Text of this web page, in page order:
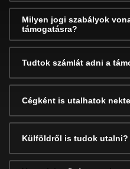
Milyen jogi szabályok
támogatásra?
Tudtok számlát adni a
Cégként is utalhatok
Külföldről is tudok utalni?